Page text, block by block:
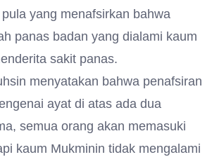
yang menafsirkan bahwa
panas badan yang dialami kaum
sakit panas.
menyatakan bahwa penafsiran
ayat di atas ada dua
semua orang akan memasuki
kaum Mukminin tidak mengalami